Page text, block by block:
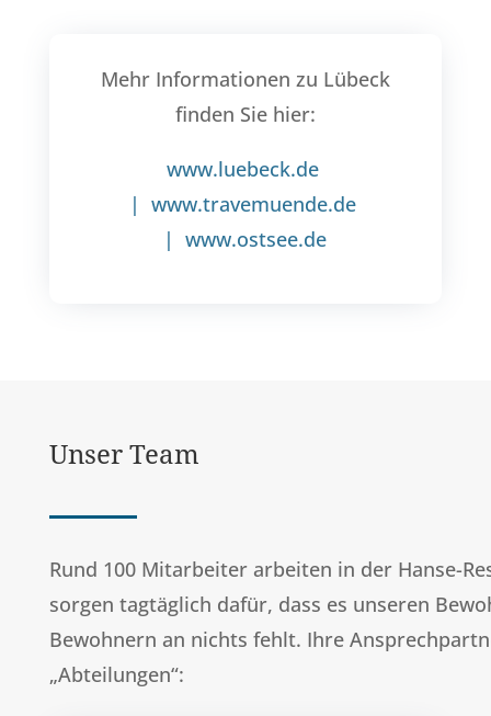
Mehr Informationen zu Lübeck
finden Sie hier:
www.luebeck.de
| www.travemuende.de
|www.ostsee.de
Unser Team
Rund 100 Mitarbeiter arbeiten in der Hanse-
sorgen tagtäglich dafür, dass es unseren
Bewohnern an nichts fehlt. Ihre
„Abteilungen“: